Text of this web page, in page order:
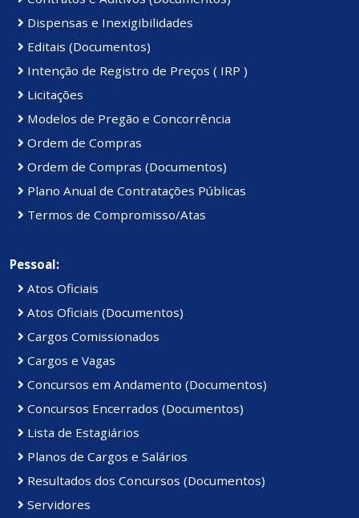
Dispensas e Inexigibilidades
Editais (Documentos)
Intenção de Registro de Preços ( IRP )
Licitações
Modelos de Pregão e Concorrência
Ordem de Compras
Ordem de Compras (Documentos)
Plano Anual de Contratações Públicas
Termos de Compromisso/Atas
Pessoal:
Atos Oficiais
Atos Oficiais (Documentos)
Cargos Comissionados
Cargos e Vagas
Concursos em Andamento (Documentos)
Concursos Encerrados (Documentos)
Lista de Estagiários
Planos de Cargos e Salários
Resultados dos Concursos (Documentos)
Servidores